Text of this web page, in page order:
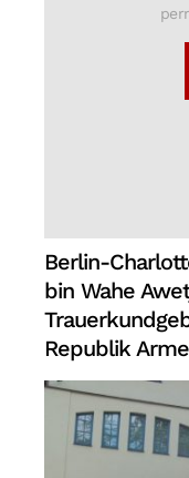
Berlin-
bin Wahe
Republik